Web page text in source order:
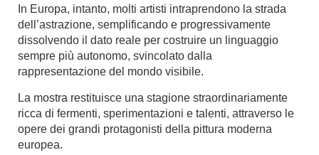
In Europa, intanto, molti artisti intraprendono la strada
dell’astrazione, semplificando e progressivamente
dissolvendo il dato reale per costruire un linguaggio
sempre più autonomo, svincolato dalla
rappresentazione del mondo visibile.
La mostra restituisce una stagione straordinariamente
ricca di fermenti, sperimentazioni e talenti, attraverso le
opere dei grandi protagonisti della pittura moderna
europea.